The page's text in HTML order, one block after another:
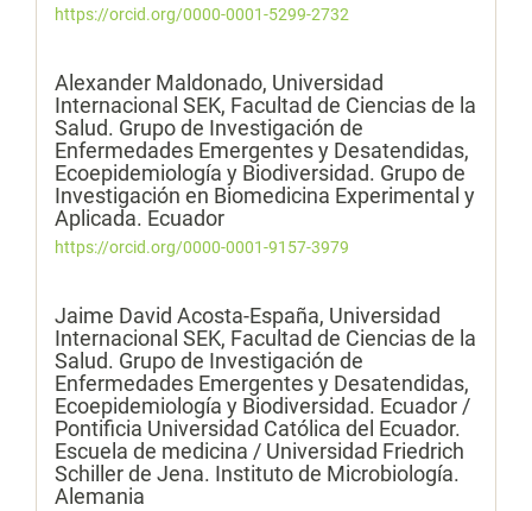
https://orcid.org/0000-0001-5299-2732
Alexander Maldonado, Universidad
Internacional SEK, Facultad de Ciencias de la
Salud. Grupo de Investigación de
Enfermedades Emergentes y Desatendidas,
Ecoepidemiología y Biodiversidad. Grupo de
Investigación en Biomedicina Experimental y
Aplicada. Ecuador
https://orcid.org/0000-0001-9157-3979
Jaime David Acosta-España, Universidad
Internacional SEK, Facultad de Ciencias de la
Salud. Grupo de Investigación de
Enfermedades Emergentes y Desatendidas,
Ecoepidemiología y Biodiversidad. Ecuador /
Pontificia Universidad Católica del Ecuador.
Escuela de medicina / Universidad Friedrich
Schiller de Jena. Instituto de Microbiología.
Alemania